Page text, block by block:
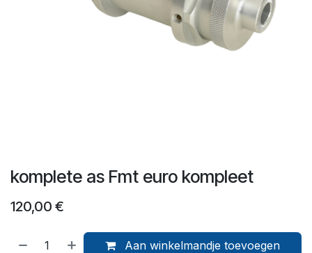
komplete as Fmt euro kompleet
120,00 €
Aan winkelmandje toevoegen